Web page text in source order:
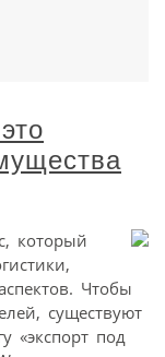
который
Чтобы
существуют
«экспорт под